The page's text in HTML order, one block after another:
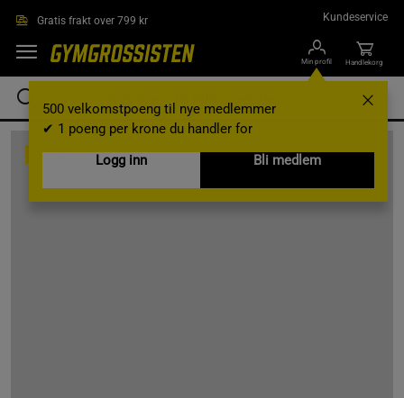
Gratis frakt over 799 kr Kundeservice
Min profil
500 velkomstpoeng til nye medlemmer
✔ 1 poeng per krone du handler for
Logg inn
Bli medlem
Handlekorg
OPPSKRIFT